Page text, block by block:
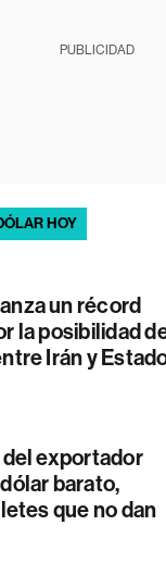
PUBLICIDAD
HOY
un récord
la posibilidad
Irán y
del exportador
barato,
que no dan